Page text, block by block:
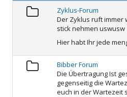
Zyklus-Forum
Der Zyklus ruft immer
stick nehmen uswusw
Hier habt Ihr jede
Bibber Forum
Die Übertragung Ist
gegenseitig die
euch in der Wartezeit